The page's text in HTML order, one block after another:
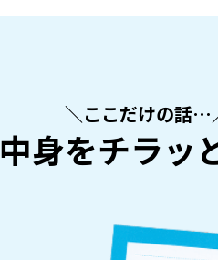
＼ここだけの話…
中身をチラッ